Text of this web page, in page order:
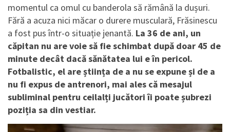
momentul ca omul cu banderola să rămână la dușuri.
Fără a acuza nici măcar o durere musculară, Frăsinescu
a fost pus într-o situație jenantă. La 36 de ani, un
căpitan nu are voie să fie schimbat după doar 45 de
minute decât dacă sănătatea lui e în pericol.
Fotbalistic, el are știința de a nu se expune și de a
nu fi expus de antrenori, mai ales că mesajul
subliminal pentru ceilalți jucători îi poate șubrezi
poziția sa din vestiar.